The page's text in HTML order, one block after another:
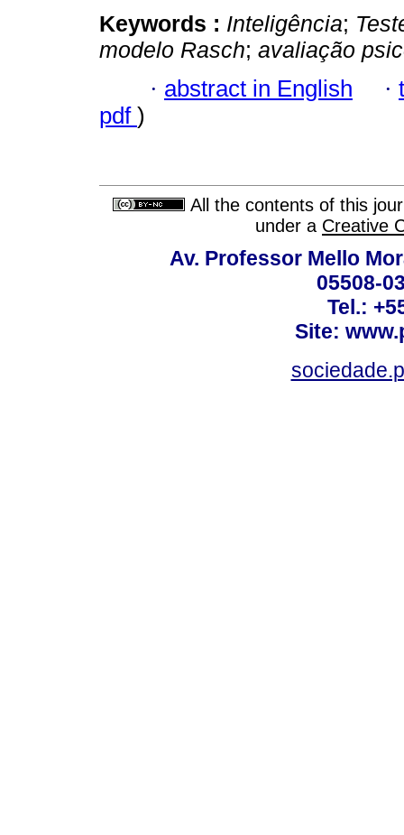
Keywords : Inteligência;
modelo Rasch; avaliação
· abstract in English ·
pdf )
All the contents of this
under a Creative
Av. Professor Mello
05508-
Tel.:
Site: